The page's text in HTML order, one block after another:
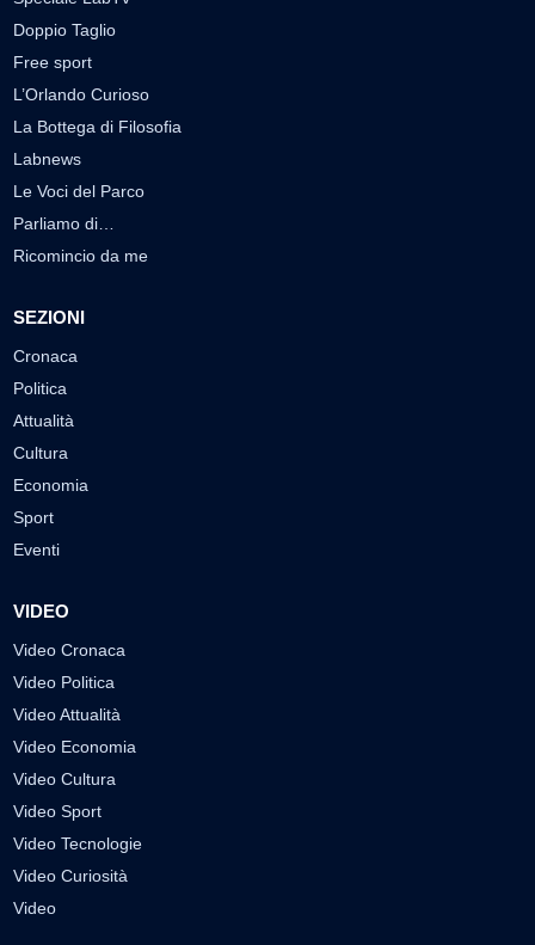
Doppio Taglio
Free sport
L’Orlando Curioso
La Bottega di Filosofia
Labnews
Le Voci del Parco
Parliamo di…
Ricomincio da me
SEZIONI
Cronaca
Politica
Attualità
Cultura
Economia
Sport
Eventi
VIDEO
Video Cronaca
Video Politica
Video Attualità
Video Economia
Video Cultura
Video Sport
Video Tecnologie
Video Curiosità
Video